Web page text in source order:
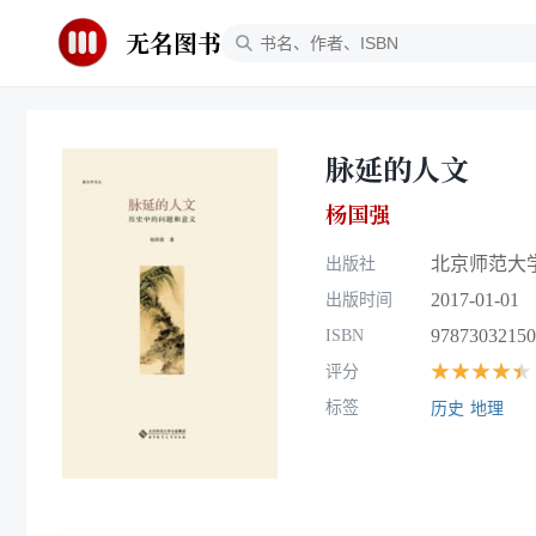
无名图书
脉延的人文
杨国强
出版社 北京师范大
出版时间 2017-01-01
ISBN
评分 ★★★★★
标签 历史 地理